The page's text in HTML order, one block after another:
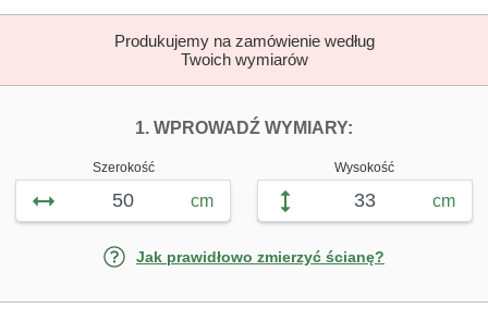
Produkujemy na zamówienie według
Twoich wymiarów
1. WPROWADŹ WYMIARY:
Szerokość
cm
Wysokość
cm
Jak prawidłowo zmierzyć ścianę?